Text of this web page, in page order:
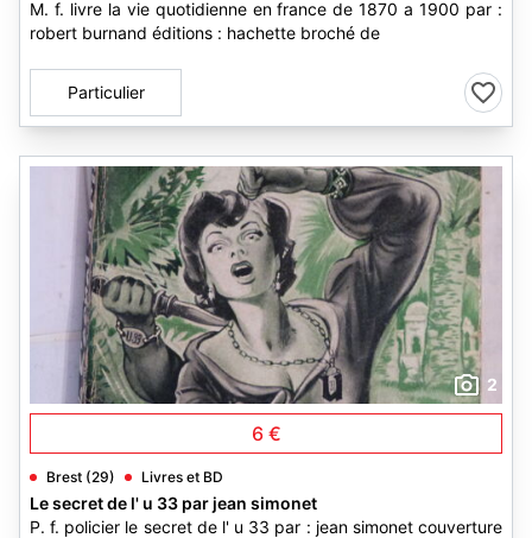
M. f. livre la vie quotidienne en france de 1870 a 1900 par :
robert burnand éditions : hachette broché de
Particulier
2
6 €
Brest (29) Livres et BD
Le secret de l' u 33 par jean simonet
P. f. policier le secret de l' u 33 par : jean simonet couverture